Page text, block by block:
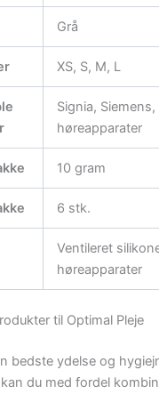
Grå
XS, S, M, L
Signia,
høreapparater
10 gram
6 stk.
Ventileret
høreapparater
til Optimal Pleje
bedste ydelse og
du med fordel